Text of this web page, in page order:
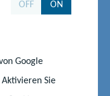
OFF ON
Google
Sie
der Rettungsteams von